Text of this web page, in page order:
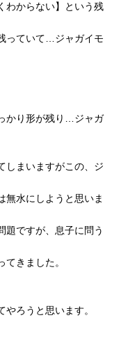
わからない】という残
っていて…ジャガイモ
かり形が残り…ジャガ
しまいますがこの、ジ
無水にしようと思いま
題ですが、息子に問う
てきました。
ろうと思います。